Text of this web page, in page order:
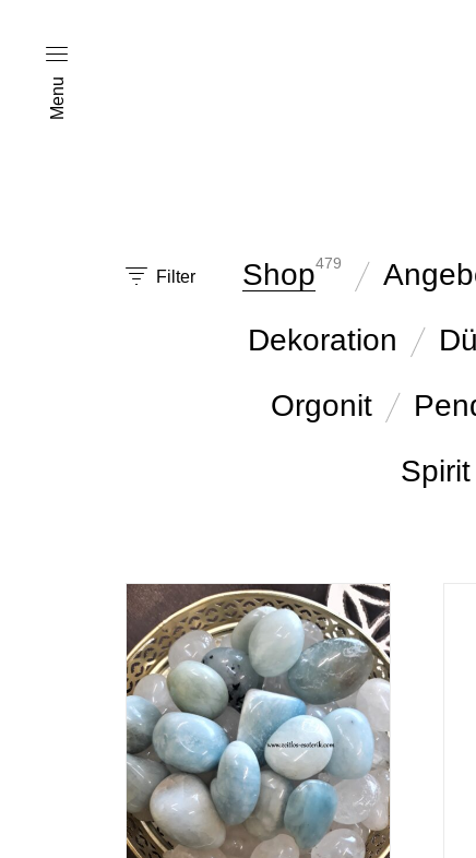
Menu
Filter Shop479
Dekoration
Orgonit